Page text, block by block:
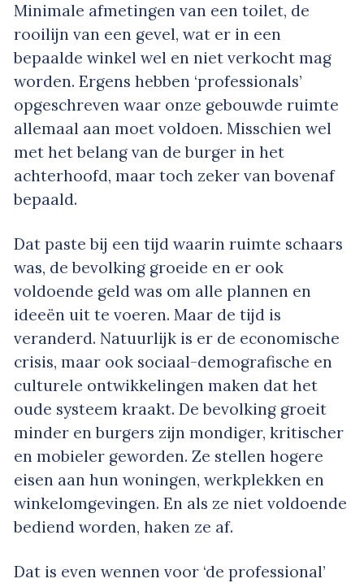
Minimale afmetingen van een toilet, de
rooilijn van een gevel, wat er in een
bepaalde winkel wel en niet verkocht mag
worden. Ergens hebben ‘professionals’
opgeschreven waar onze gebouwde ruimte
allemaal aan moet voldoen. Misschien wel
met het belang van de burger in het
achterhoofd, maar toch zeker van bovenaf
bepaald.
Dat paste bij een tijd waarin ruimte schaars
was, de bevolking groeide en er ook
voldoende geld was om alle plannen en
ideeën uit te voeren. Maar de tijd is
veranderd. Natuurlijk is er de economische
crisis, maar ook sociaal-demografische en
culturele ontwikkelingen maken dat het
oude systeem kraakt. De bevolking groeit
minder en burgers zijn mondiger, kritischer
en mobieler geworden. Ze stellen hogere
eisen aan hun woningen, werkplekken en
winkelomgevingen. En als ze niet voldoende
bediend worden, haken ze af.
Dat is even wennen voor ‘de professional’